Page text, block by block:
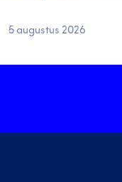
5 augustus 2026